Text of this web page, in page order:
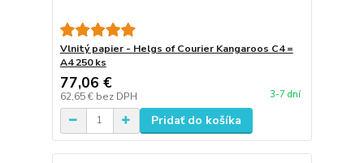
Vlnitý papier - Helgs of Courier Kangaroos C4 =
A4 250 ks
77,06 €
62,65 € bez DPH 3-7 dní
Pridať do košíka